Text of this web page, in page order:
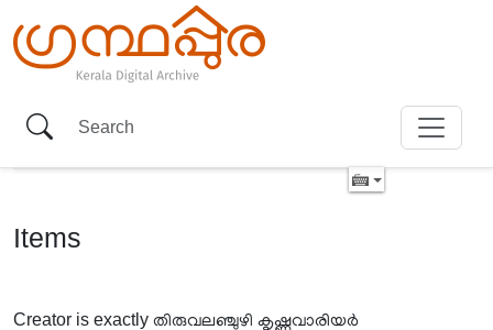
Items
Creator is exactly തിരുവലഞ്ചുഴി കൃഷ്ണവാരിയർ